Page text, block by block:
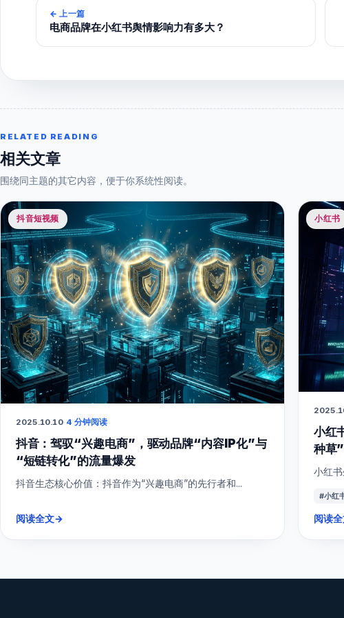
← 上一篇
电商品牌在小红书舆情影响力有多大？
RELATED READING
相关文章
围绕同主题的其它内容，便于你系统性阅读。
抖音短视频
2025.10.10·4 分钟阅读
抖音：驾驭“兴趣电商”，驱动品牌“内容IP化”与
“短链转化”的流量爆发
抖音生态核心价值：抖音作为“兴趣电商”的先行者和...
阅读全文→
小红书
小红
种草
小红
#小红
阅读